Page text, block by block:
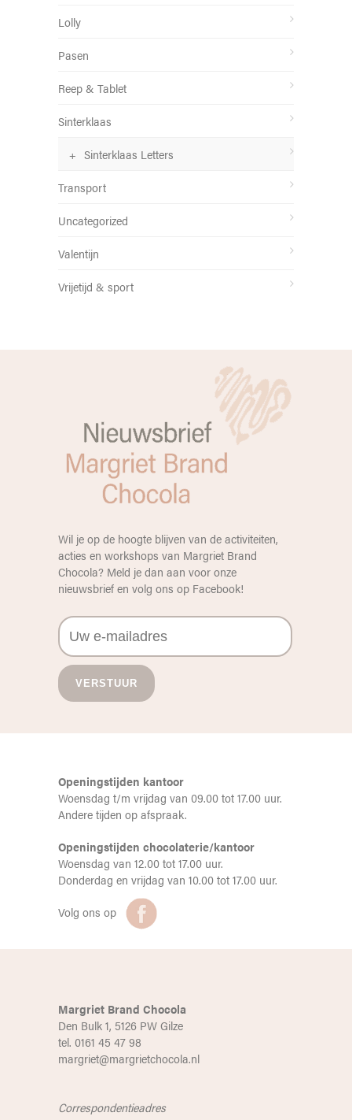
Lolly
Pasen
Reep & Tablet
Sinterklaas
Sinterklaas Letters
Transport
Uncategorized
Valentijn
Vrijetijd & sport
Wil je op de hoogte blijven van de activiteiten,
acties en workshops van Margriet Brand
Chocola? Meld je dan aan voor onze
nieuwsbrief en volg ons op Facebook!
Openingstijden kantoor
Woensdag t/m vrijdag van 09.00 tot 17.00 uur.
Andere tijden op afspraak.
Openingstijden chocolaterie/kantoor
Woensdag van 12.00 tot 17.00 uur.
Donderdag en vrijdag van 10.00 tot 17.00 uur.
Volg ons op
Margriet Brand Chocola
Den Bulk 1, 5126 PW Gilze
tel. 0161 45 47 98
margriet@margrietchocola.nl
Correspondentieadres